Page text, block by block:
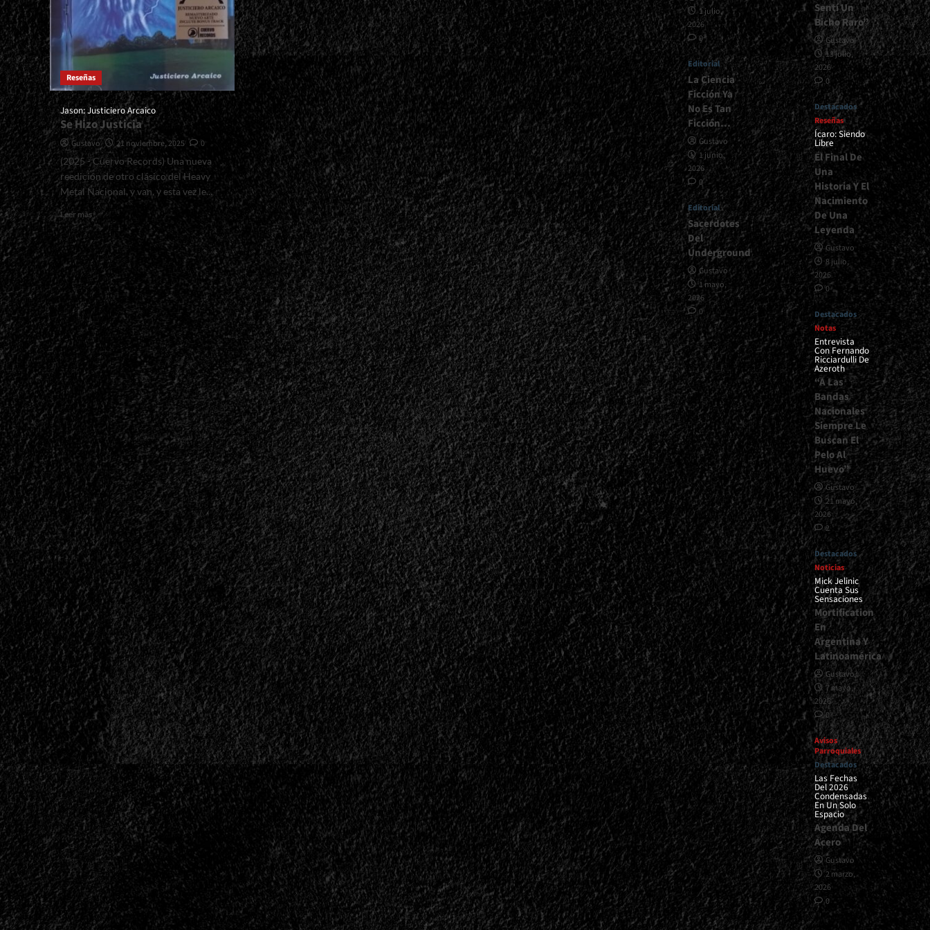
Reseñas
Jason: Justiciero Arcaico
Se Hizo Justicia
Gustavo 21 noviembre, 2025
0
(2025 - Cuervo Records) Una nueva
reedición de otro clásico del Heavy
Metal Nacional, y van, y esta vez le...
Leer másRead
more
about
<small>Jason:
Justiciero
Arcaico<span>
|
</span>
</small>
<div>Se
Hizo
Justicia</div>
1 julio,
2026
0
Editorial
La Ciencia
Ficción Ya
No Es Tan
Ficción…
Gustavo
1 junio,
2026
0
Editorial
Sacerdotes
Del
Underground
Gustavo
1 mayo,
2026
0
Sentí Un
Bicho Raro”
Gustavo
13 julio,
2026
0
Destacados
Reseñas
Ícaro: Siendo
Libre
El Final De
Una
Historia Y El
Nacimiento
De Una
Leyenda
Gustavo
8 julio,
2026
0
Destacados
Notas
Entrevista
Con Fernando
Ricciardulli De
Azeroth
“A Las
Bandas
Nacionales
Siempre Le
Buscan El
Pelo Al
Huevo”
Gustavo
21 mayo,
2026
2
Destacados
Noticias
Mick Jelinic
Cuenta Sus
Sensaciones
Mortification
En
Argentina Y
Latinoamérica
Gustavo
7 mayo,
2026
0
Avisos
Parroquiales
Destacados
Las Fechas
Del 2026
Condensadas
En Un Solo
Espacio
Agenda Del
Acero
Gustavo
2 marzo,
2026
0